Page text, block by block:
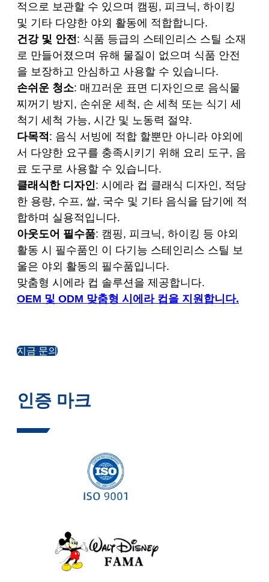
적으로 보관할 수 있으며 캠핑, 피크닉, 하이킹
및 기타 다양한 야외 활동에 적합합니다.
건강 및 안전: 식품 등급의 스테인리스 스틸 소재
로 만들어졌으며 유해 물질이 없으며 식품 안전
을 보장하고 안심하고 사용할 수 있습니다.
손쉬운 청소: 매끄러운 표면 디자인으로 음식물
찌꺼기 방지, 손쉬운 세척, 손 세척 또는 식기 세
척기 세척 가능, 시간 및 노동력 절약.
다목적 : 음식 서빙에 적합 할뿐만 아니라 야외에
서 다양한 요구를 충족시키기 위해 요리 도구, 음
료 도구로 사용할 수 있습니다.
클래식한 디자인: 시에라 컵 클래식 디자인, 적당
한 용량, 수프, 쌀, 국수 및 기타 음식을 담기에 적
합하며 실용적입니다.
아웃도어 필수품: 캠핑, 피크닉, 하이킹 등 야외
활동 시 필수품인 이 다기능 스테인리스 스틸 보
울은 야외 활동의 필수품입니다.
맞춤형 시에라 컵 솔루션을 제공합니다.
OEM 및 ODM 맞춤형 시에라 컵을 지원합니다.
지금 문의
인증 마크